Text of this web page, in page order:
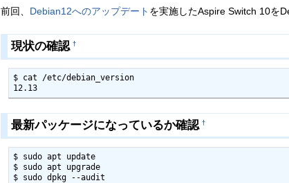
前回、 Debian12へのアップデート を実施したAspire Switch 10を
現状の確認 †
$ cat /etc/debian_version
12.13
最新パッケージになっているか確認 †
$ sudo apt update
$ sudo apt upgrade
$ sudo dpkg --audit